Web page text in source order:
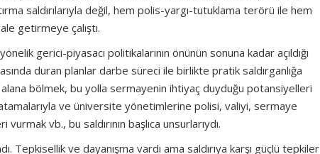
saldırılarıyla değil, hem polis-yargı-tutuklama terörü ile hem
getirmeye çalıştı.
gerici-piyasacı politikalarının önünün sonuna kadar açıldığı
duran planlar darbe süreci ile birlikte pratik saldırganlığa
bölmek, bu yolla sermayenin ihtiyaç duyduğu potansiyelleri
ve üniversite yönetimlerine polisi, valiyi, sermaye
vb., bu saldırının başlıca unsurlarıydı.
Tepkisellik ve dayanışma vardı ama saldırıya karşı güçlü tepkiler